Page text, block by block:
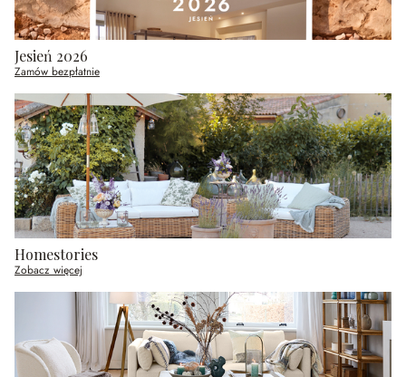
Jesień 2026
Zamów bezpłatnie
Homestories
Zobacz więcej